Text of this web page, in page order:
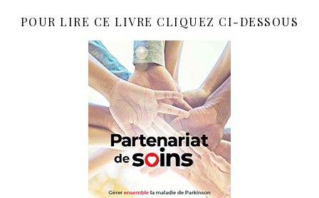
POUR LIRE CE LIVRE CLIQUEZ CI-DESSOUS